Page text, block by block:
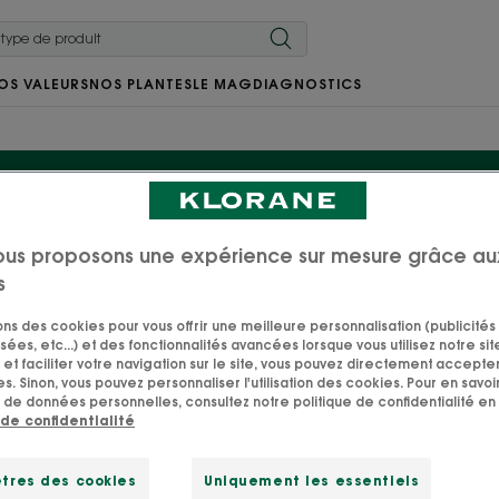
VALEURSNOS PLANTESLE MAG DIAGNOSTICS
Gel douche Enfant
dédiés aux enfants dans une gamme de soins
à partir d'actifs d'origine naturelle, testées sous
leur sécurité. Vous n'avez plus qu'à profiter de
petits. Et hop, une charge mentale en moins !
proposons une expérience sur mesure grâce
des cookies pour vous offrir une meilleure personnalisation (publicités
etc...) et des fonctionnalités avancées lorsque vous utilisez notre
et faciliter votre navigation sur le site, vous pouvez directement
Sinon, vous pouvez personnaliser l'utilisation des cookies. Pour en
données personnelles, consultez notre politique de confidentialité en
confidentialité
des cookies Uniquement les essentiels